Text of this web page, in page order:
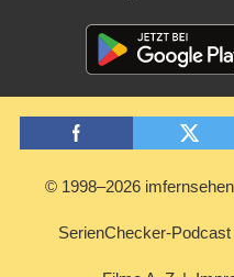
© 1998–2026
SerienChecker-Podcast